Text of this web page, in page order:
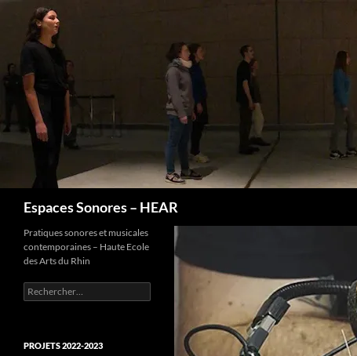
Espaces Sonores – HEAR
Pratiques sonores et musicales
contemporaines – Haute Ecole
des Arts du Rhin
Rechercher :
PROJETS 2022-2023